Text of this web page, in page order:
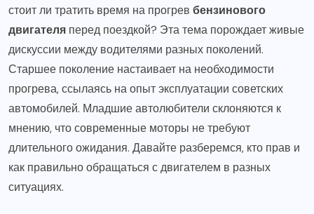
стоит ли тратить время на прогрев бензинового
двигателя перед поездкой? Эта тема порождает живые
дискуссии между водителями разных поколений.
Старшее поколение настаивает на необходимости
прогрева, ссылаясь на опыт эксплуатации советских
автомобилей. Младшие автолюбители склоняются к
мнению, что современные моторы не требуют
длительного ожидания. Давайте разберемся, кто прав и
как правильно обращаться с двигателем в разных
ситуациях.